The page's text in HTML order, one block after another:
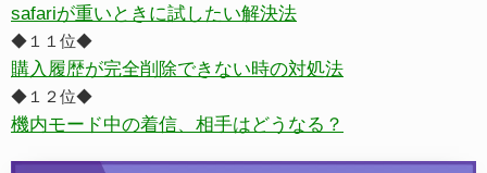
safariが重いときに試したい解決法
◆１１位◆
購入履歴が完全削除できない時の対処法
◆１２位◆
機内モード中の着信、相手はどうなる？